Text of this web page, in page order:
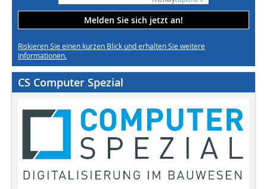
Melden Sie sich jetzt an!
Riskieren Sie einen kurzen Blick und erhalten Sie weitere
Informationen.
CS Computer Spezial